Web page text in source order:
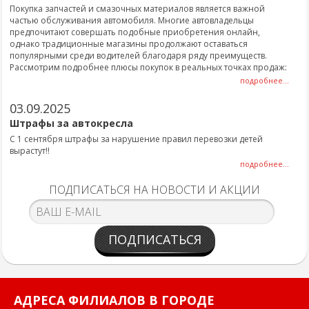
Покупка запчастей и смазочных материалов является важной
частью обслуживания автомобиля. Многие автовладельцы
предпочитают совершать подобные приобретения онлайн,
однако традиционные магазины продолжают оставаться
популярными среди водителей благодаря ряду преимуществ.
Рассмотрим подробнее плюсы покупок в реальных точках продаж:
подробнее...
03.09.2025
Штрафы за автокресла
С 1 сентября штрафы за нарушение правил перевозки детей
вырастут!!
подробнее...
ПОДПИСАТЬСЯ НА НОВОСТИ И АКЦИИ
ПОДПИСАТЬСЯ
АДРЕСА ФИЛИАЛОВ В ГОРОДЕ